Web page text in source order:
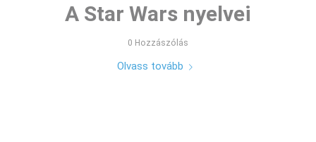
A Star Wars nyelvei
0 Hozzászólás
Olvass tovább